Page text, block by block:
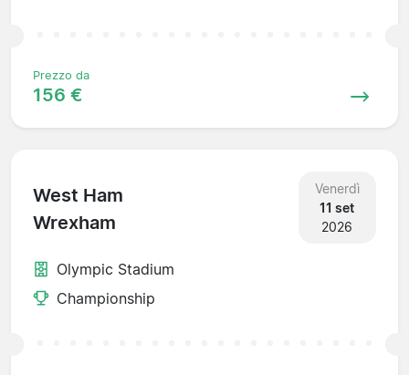
Prezzo da
156 €
West Ham
Wrexham
Venerdì
11 set
2026
Olympic Stadium
Championship